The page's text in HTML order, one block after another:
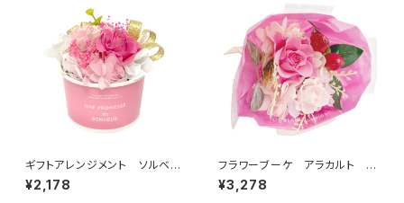
ギフトアレンジメント ソルベ
ピンク HB35020
¥2,178
フラワーブーケ アラカルト ピ
ンク B38720
¥3,278